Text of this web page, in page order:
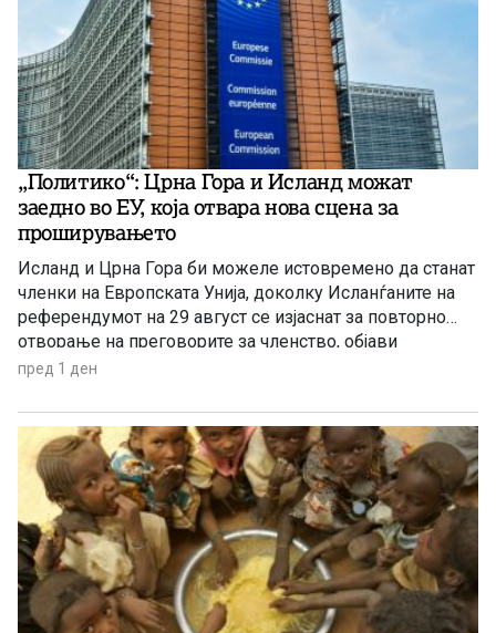
„Политико“: Црна Гора и Исланд можат
заедно во ЕУ, која отвара нова сцена за
проширувањето
Исланд и Црна Гора би можеле истовремено да станат
членки на Европската Унија, доколку Исланѓаните на
референдумот на 29 август се изјаснат за повторно
отворање на преговорите за членство, објави
„Политико“, повикувајќи се на европски претставници
пред 1 ден